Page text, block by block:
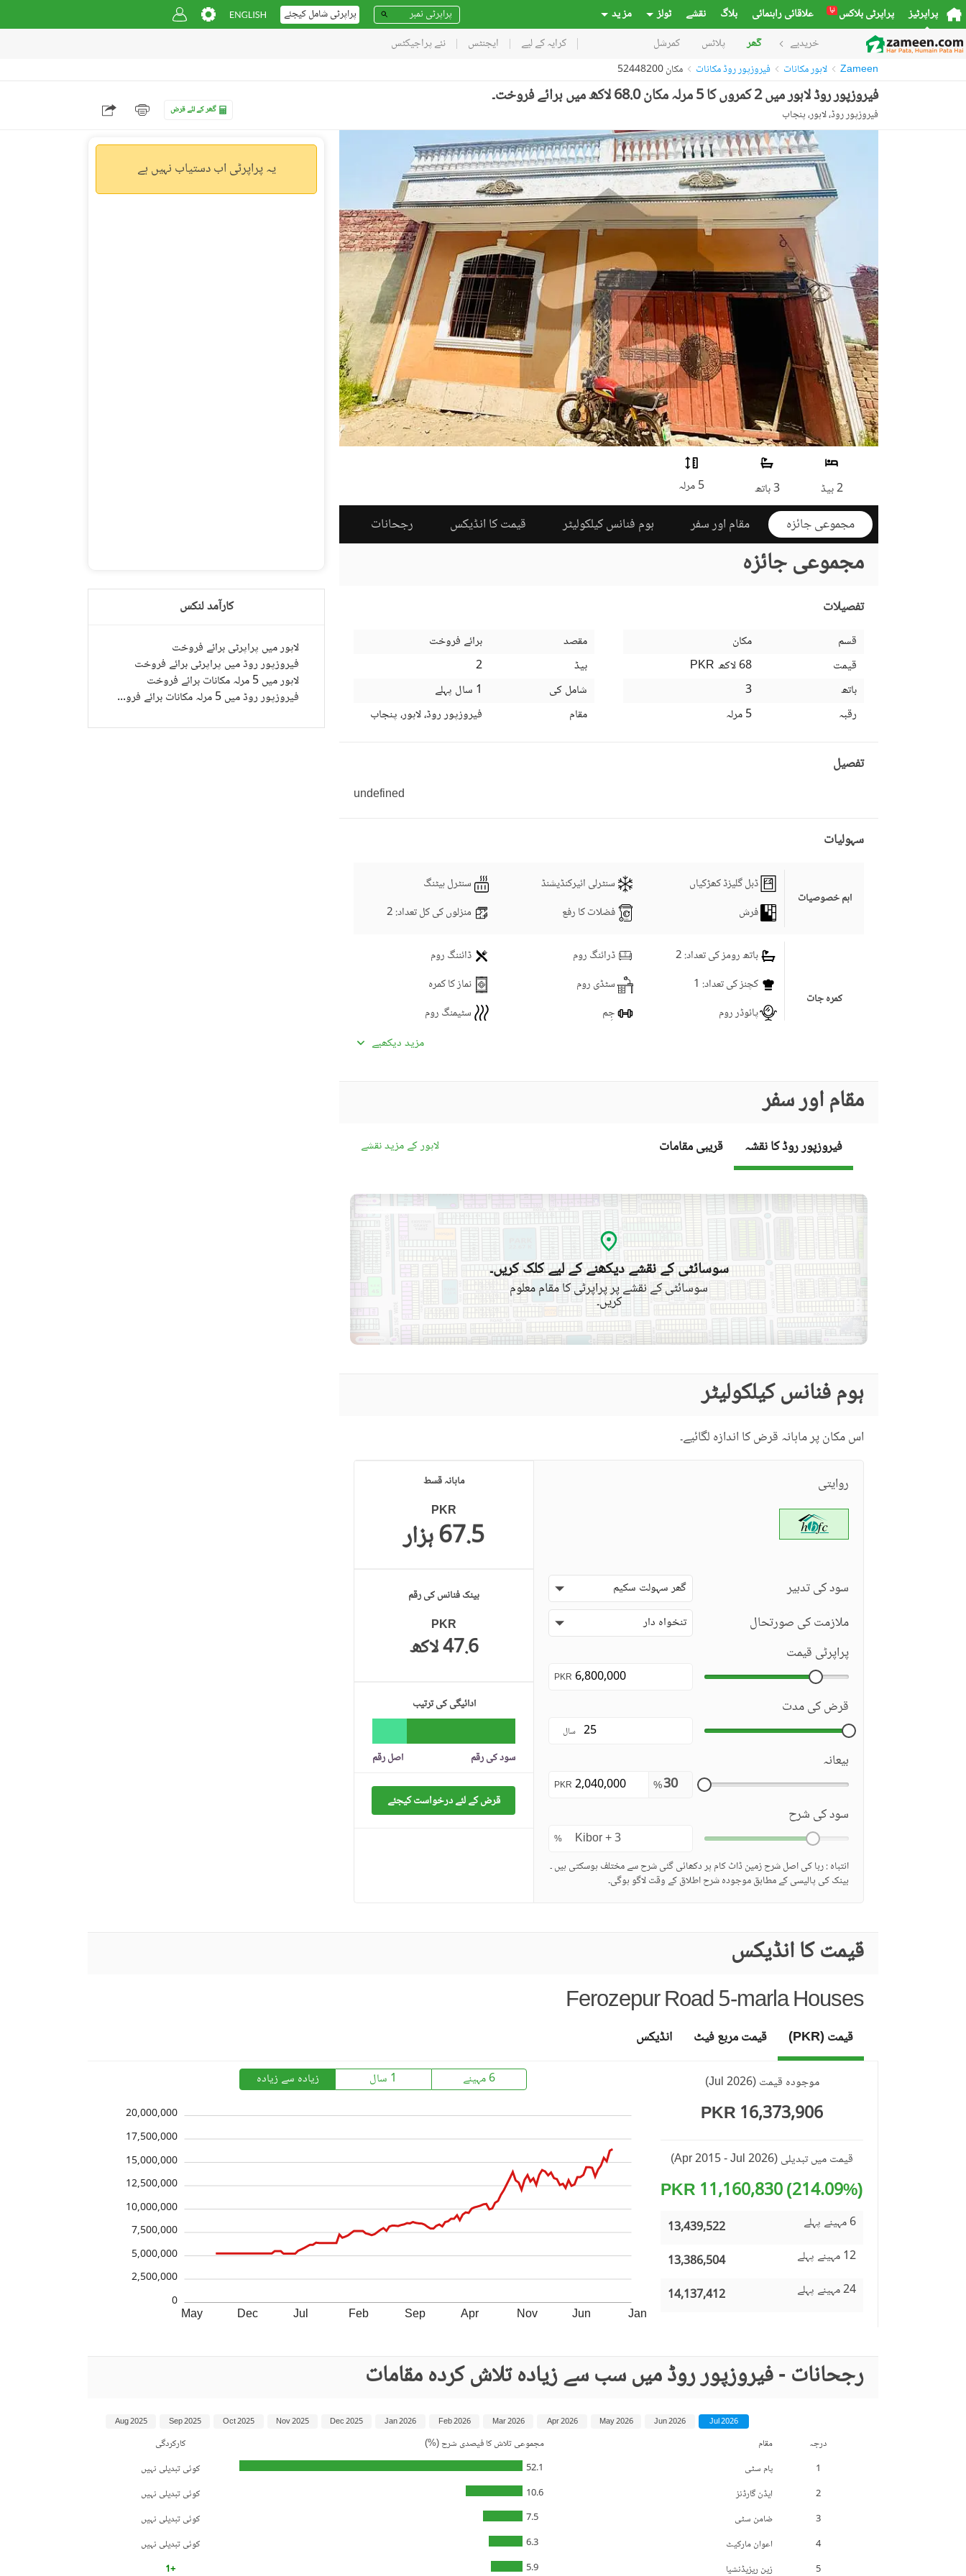
پراپرٹیز پراپرٹی بلاکس نیا علاقائی راہنمائی بلاگ نقشے ٹولز مز ید پراپرٹی شامل کیجئے
خریدیے گھر پلاٹس کمرشل کرایہ کے لیے ایجنٹس نئے پراجیکٹس
Zameen لاہور مکانات فیروزپور روڈ مکانات مکان 52448200
فیروزپور روڈ لاہور میں 2 کمروں کا 5 مرلہ مکان 68.0 لاکھ میں برائے فروخت۔
فیروزپور روڈ، لاہور، پنجاب گھر کے لئے قرض
2 بیڈ 3 باتھ 5 مرلہ
مجموعی جائزہ مقام اور سفر ہوم فنانس کیلکولیٹر قیمت کا انڈیکس رجحانات
مجموعی جائزہ
تفصیلات
قسم
مکان
قیمت
PKR
68 لاکھ
باتھ
3
رقبہ
5 مرلہ
مقصد
برائے فروخت
بیڈ
2
شامل کی
1 سال پہلے
مقام
فیروزپور روڈ، لاہور، پنجاب
تفصیل
undefined
سہولیات
اہم خصوصیات
ڈبل گلیزڈ کھڑکیاں سنٹرلی ائیرکنڈیشنڈ
سنٹرل ہیٹنگ
فرش
فضلات کا رفع منزلوں کی کل تعداد: 2
کمرہ جات
باتھ رومز کی تعداد: 2 ڈرائنگ روم
ڈائننگ روم
کچنز کی تعداد: 1 سٹڈی روم
نماز کا کمرہ
پائوڈر روم
جِم
سٹیمنگ روم
کاروبار اور مواصلات
کمیونٹی خصوصیات
فرسٹ ایڈ یا میڈیکل سنٹر
بچوں کے کھیلنے کا حصہ
تفریح اور صحت
سوئمنگ پول
نزدیکی علاقے اور
دوسری خصوصیات
ائیرپورٹ سے فاصلہ (کلومیٹر
میں)
قریبی پبلک ٹرانسپورٹ سروس دیگر قریبی جگہیں
مزید خصوصیات حفاظتی عملہ دیگر سہولیات
مزید دیکھیے
مقام اور سفر
فیروزپور روڈ کا نقشہ قریبی مقامات لاہور کے مزید نقشے
سوسائٹی کے نقشے دیکھنے کے لیے کلک کریں۔
سوسائٹی کے نقشے پر پراپرٹی کا مقام معلوم
کریں۔
ہوم فنانس کیلکولیٹر
اس مکان پر ماہانہ قرض کا اندازہ لگائیے۔
روایتی
سود کی تدبیر گھر سہولت سکیم
ملازمت کی صورتحال تنخواہ دار
پراپرٹی قیمت
PKR
قرض کی مدت
سال
بیعانہ
%
PKR
سود کی شرح
%
انتباہ : ربا کی اصل شرح زمین ڈاٹ کام پر دکھائی گئی شرح سے مختلف ہوسکتی ہیں ۔
بینک کی پالیسی کے مطابق موجودہ شرح اطلاق کے وقت لاگو ہوگی۔
ماہانہ قسط
PKR
67.5 ہزار
بینک فنانس کی رقم
PKR
47.6 لاکھ
ادائیگی کی ترتیب
سود کی رقم اصل رقم
قرض کے لئے درخواست کیجئے
قیمت کا انڈیکس
Ferozepur Road 5-marla Houses
موجودہ قیمت(
Jul 2026
)
16,373,906 PKR
قیمت میں تبدیلی(Apr 2015 - Jul 2026)
(214.09%) 11,160,830 PKR
6 مہینے پہلے
13,439,522
12 مہینے پہلے
13,386,504
24 مہینے پہلے
14,137,412
6 مہینے 1 سال زیادہ سے زیادہ
May Dec Jul Feb Sep Apr Nov Jun Jan
0
2,500,000
5,000,000
7,500,000
10,000,000
12,500,000
15,000,000
17,500,000
20,000,000
قیمت (PKR) قیمت مربع فیٹ انڈیکس
رجحانات - فیروزپور روڈ میں سب سے زیادہ تلاش کردہ مقامات
درجہ مقام مجموعی تلاش کا فیصدی شرح (%)
کارکردگی
1
پام سٹی 52.1
کوئی تبدیلی نہیں
2
ایڈن گارڈنز 10.6
کوئی تبدیلی نہیں
3
ضامن سٹی 7.5
کوئی تبدیلی نہیں
4
اعوان مارکیٹ 6.3
کوئی تبدیلی نہیں
5
زین ریزیڈنشیا 5.9
+1
Jul 2026
Jun 2026
May 2026
Apr 2026
Mar 2026
Feb 2026
Jan 2026
Dec 2025
Nov 2025
Oct 2025
Sep 2025
Aug 2025
یہ پراپرٹی اب دستیاب نہیں ہے
کارآمد لنکس
لاہور میں پراپرٹی برائے فروخت
فیروزپور روڈ میں پراپرٹی برائے فروخت
لاہور میں 5 مرلہ مکانات برائے فروخت
فیروزپور روڈ میں 5 مرلہ مکانات برائے فروخت